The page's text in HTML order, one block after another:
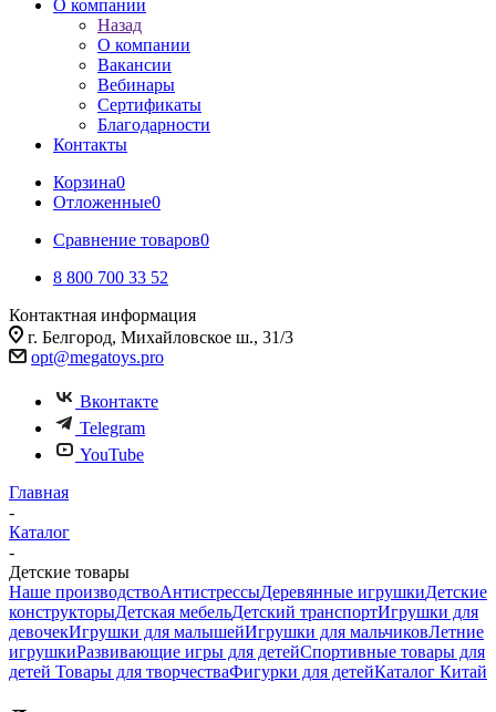
О компании
Назад
О компании
Вакансии
Вебинары
Сертификаты
Благодарности
Контакты
Корзина0
Отложенные0
Сравнение товаров0
8 800 700 33 52
Контактная информация
г. Белгород, Михайловское ш., 31/3
opt@megatoys.pro
Вконтакте
Telegram
YouTube
Главная
-
Каталог
-
Детские товары
Наше производствоАнтистрессыДеревянные игрушкиДетские
конструкторыДетская мебельДетский транспортИгрушки для
девочекИгрушки для малышейИгрушки для мальчиковЛетние
игрушкиРазвивающие игры для детейСпортивные товары для
детей Товары для творчестваФигурки для детейКаталог Китай